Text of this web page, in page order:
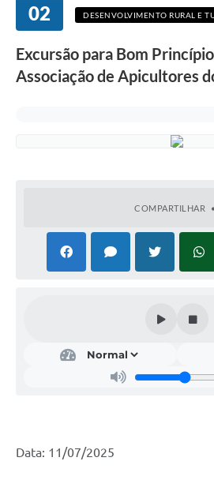
Notícias
Contato
Serviço de Inspeção Municipal - SIM
Transparência
02 DESENVOLVIMENTO RURAL E
Excursão para Bom
Associação de Apicultores
COMPARTILHAR
Data: 11/07/2025